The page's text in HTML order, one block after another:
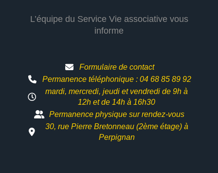
L’équipe du Service Vie associative vous
informe
Formulaire de contact
Permanence téléphonique : 04 68 85 89 92
mardi, mercredi, jeudi et vendredi de 9h à
12h etde 14h à 16h30
Permanence physique sur rendez-vous
30, rue Pierre Bretonneau (2ème étage) à
Perpignan